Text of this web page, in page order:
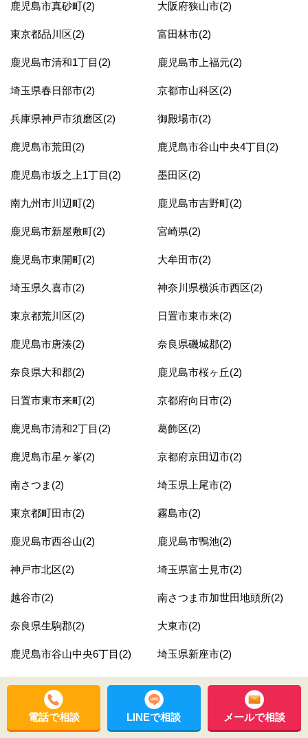
鹿児島市真砂町(2) 大阪府狭山市(2)
東京都品川区(2) 富田林市(2)
鹿児島市清和1丁目(2) 鹿児島市上福元(2)
埼玉県春日部市(2) 京都市山科区(2)
兵庫県神戸市須磨区(2) 御殿場市(2)
鹿児島市荒田(2) 鹿児島市谷山中央4丁目(2)
鹿児島市坂之上1丁目(2) 墨田区(2)
南九州市川辺町(2) 鹿児島市吉野町(2)
鹿児島市新屋敷町(2) 宮崎県(2)
鹿児島市東開町(2) 大牟田市(2)
埼玉県久喜市(2) 神奈川県横浜市西区(2)
東京都荒川区(2) 日置市東市来(2)
鹿児島市唐湊(2) 奈良県磯城郡(2)
奈良県大和郡(2) 鹿児島市桜ヶ丘(2)
日置市東市来町(2) 京都府向日市(2)
鹿児島市清和2丁目(2) 葛飾区(2)
鹿児島市星ヶ峯(2) 京都府京田辺市(2)
南さつま(2) 埼玉県上尾市(2)
東京都町田市(2) 霧島市(2)
鹿児島市西谷山(2) 鹿児島市鴨池(2)
神戸市北区(2) 埼玉県富士見市(2)
越谷市(2) 南さつま市加世田地頭所(2)
奈良県生駒郡(2) 大東市(2)
鹿児島市谷山中央6丁目(2) 埼玉県新座市(2)
鹿児島市皇徳寺台3丁目(2) 埼玉県鴻巣市(2)
電話で相談 LINEで相談 メールで相談